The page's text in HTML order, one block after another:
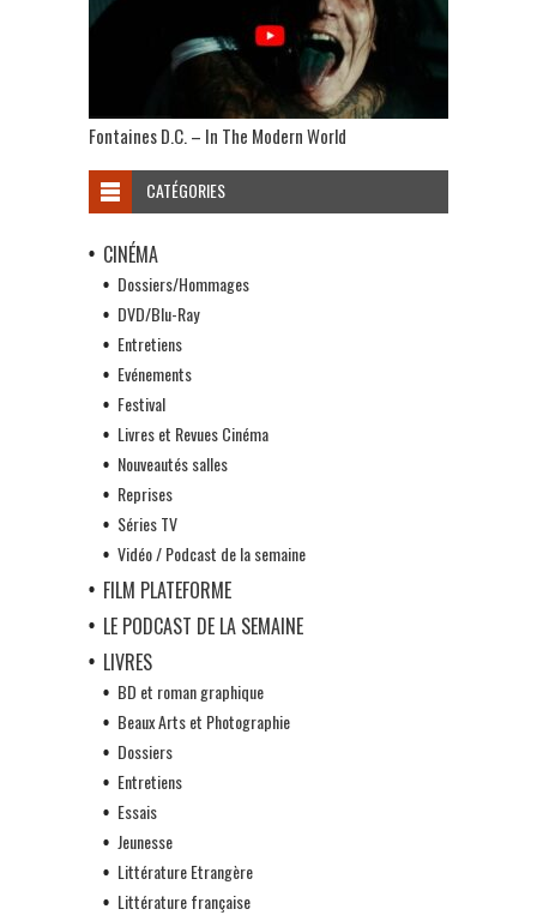
Fontaines D.C. – In The Modern World
CATÉGORIES
CINÉMA
Dossiers/Hommages
DVD/Blu-Ray
Entretiens
Evénements
Festival
Livres et Revues Cinéma
Nouveautés salles
Reprises
Séries TV
Vidéo / Podcast de la semaine
FILM PLATEFORME
LE PODCAST DE LA SEMAINE
LIVRES
BD et roman graphique
Beaux Arts et Photographie
Dossiers
Entretiens
Essais
Jeunesse
Littérature Etrangère
Littérature française